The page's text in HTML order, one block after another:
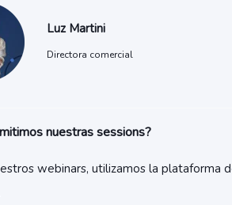
Luz Martini
Directora comercial
nuestras sessions?
webinars, utilizamos la plataforma